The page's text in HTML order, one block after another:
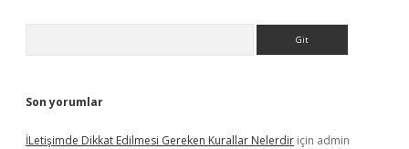
Son yorumlar
İLetişimde Dikkat Edilmesi Gereken Kurallar Nelerdir için admin